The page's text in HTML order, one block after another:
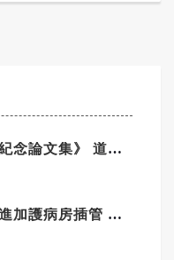
蔡詩萍》《顏慧欣紀念論文集》 道盡了不捨、遺憾、沉痛
李定年》不明病因進加護病房插管 靠馬拉松精神從鬼門關返回